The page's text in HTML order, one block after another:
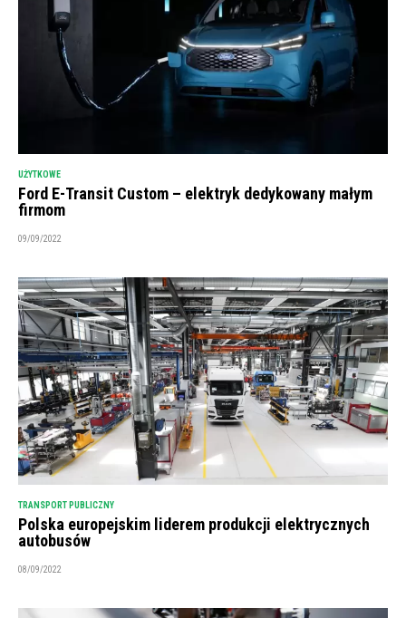
UŻYTKOWE
Ford E-Transit Custom – elektryk dedykowany małym
firmom
09/09/2022
TRANSPORT PUBLICZNY
Polska europejskim liderem produkcji elektrycznych
autobusów
08/09/2022